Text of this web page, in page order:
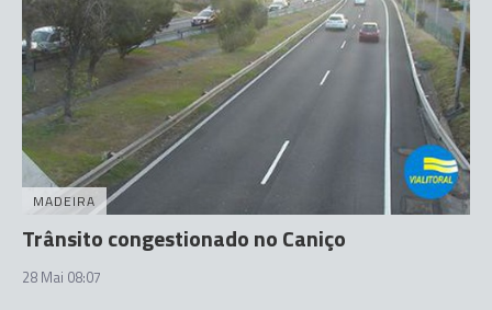
MADEIRA
Trânsito congestionado no Caniço
28 Mai 08:07